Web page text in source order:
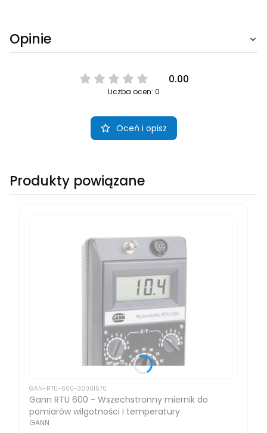
Opinie
0.00
Liczba ocen: 0
Oceń i opisz
Produkty powiązane
GAN-RTU-600-30001670
Gann RTU 600 - Wszechstronny miernik do
pomiarów wilgotności i temperatury
GANN